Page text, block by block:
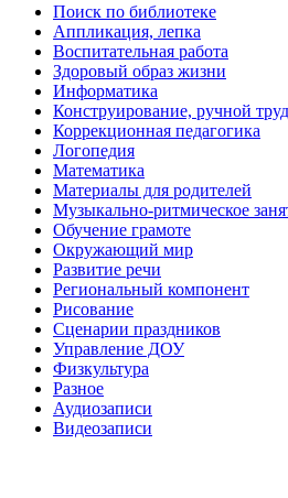
Поиск по библиотеке
Аппликация, лепка
Воспитательная работа
Здоровый образ жизни
Информатика
Конструирование, ручной труд
Коррекционная педагогика
Логопедия
Математика
Материалы для родителей
Музыкально-ритмическое
Обучение грамоте
Окружающий мир
Развитие речи
Региональный компонент
Рисование
Сценарии праздников
Управление ДОУ
Физкультура
Разное
Аудиозаписи
Видеозаписи